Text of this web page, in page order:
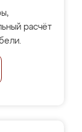
расчёт